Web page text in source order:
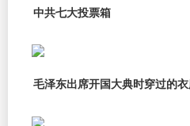
中共七大投票箱
毛泽东出席开国大典时穿过的